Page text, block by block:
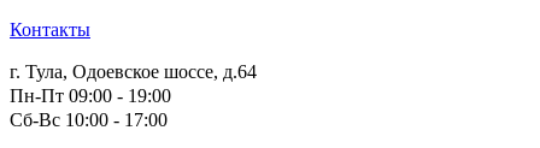
Контакты
г. Тула, Одоевское шоссе, д.64
Пн-Пт 09:00 - 19:00
Сб-Вс 10:00 - 17:00